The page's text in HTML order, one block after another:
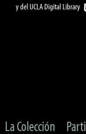
y del UCLA Digital Library
La Colección